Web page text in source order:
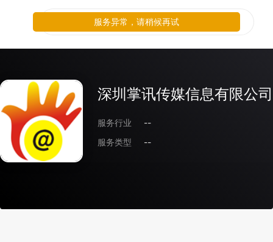
深圳掌讯传媒信息有限公司
服务行业
--
服务类型
--
服务异常，请稍候再试